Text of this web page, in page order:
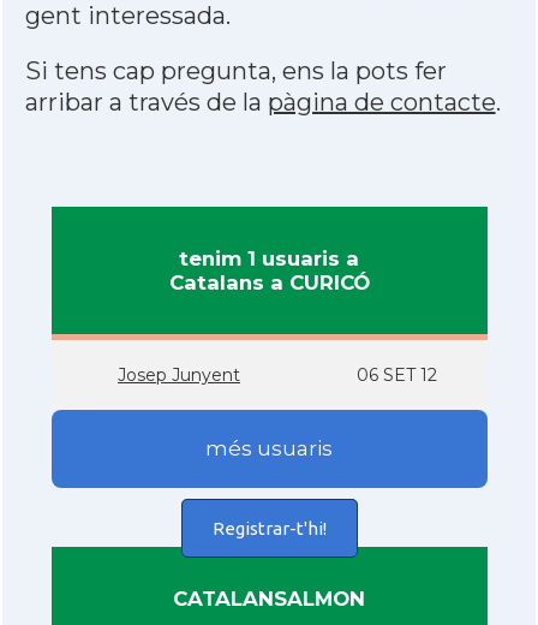
gent interessada.
Si tens cap pregunta, ens la pots fer
arribar a través de la pàgina de contacte.
tenim 1 usuaris a
Catalans a CURICÓ
Josep Junyent 06 SET 12
més usuaris
Registrar-t'hi!
CATALANSALMON